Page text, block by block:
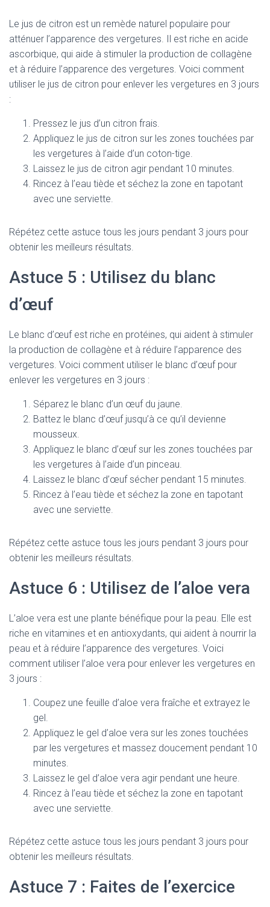
Le jus de citron est un remède naturel populaire pour
atténuer l’apparence des vergetures. Il est riche en acide
ascorbique, qui aide à stimuler la production de collagène
et à réduire l’apparence des vergetures. Voici comment
utiliser le jus de citron pour enlever les vergetures en 3 jours
:
Pressez le jus d’un citron frais.
Appliquez le jus de citron sur les zones touchées par
les vergetures à l’aide d’un coton-tige.
Laissez le jus de citron agir pendant 10 minutes.
Rincez à l’eau tiède et séchez la zone en tapotant
avec une serviette.
Répétez cette astuce tous les jours pendant 3 jours pour
obtenir les meilleurs résultats.
Astuce 5 : Utilisez du blanc
d’œuf
Le blanc d’œuf est riche en protéines, qui aident à stimuler
la production de collagène et à réduire l’apparence des
vergetures. Voici comment utiliser le blanc d’œuf pour
enlever les vergetures en 3 jours :
Séparez le blanc d’un œuf du jaune.
Battez le blanc d’œuf jusqu’à ce qu’il devienne
mousseux.
Appliquez le blanc d’œuf sur les zones touchées par
les vergetures à l’aide d’un pinceau.
Laissez le blanc d’œuf sécher pendant 15 minutes.
Rincez à l’eau tiède et séchez la zone en tapotant
avec une serviette.
Répétez cette astuce tous les jours pendant 3 jours pour
obtenir les meilleurs résultats.
Astuce 6 : Utilisez de l’aloe vera
L’aloe vera est une plante bénéfique pour la peau. Elle est
riche en vitamines et en antioxydants, qui aident à nourrir la
peau et à réduire l’apparence des vergetures. Voici
comment utiliser l’aloe vera pour enlever les vergetures en
3 jours :
Coupez une feuille d’aloe vera fraîche et extrayez le
gel.
Appliquez le gel d’aloe vera sur les zones touchées
par les vergetures et massez doucement pendant 10
minutes.
Laissez le gel d’aloe vera agir pendant une heure.
Rincez à l’eau tiède et séchez la zone en tapotant
avec une serviette.
Répétez cette astuce tous les jours pendant 3 jours pour
obtenir les meilleurs résultats.
Astuce 7 : Faites de l’exercice